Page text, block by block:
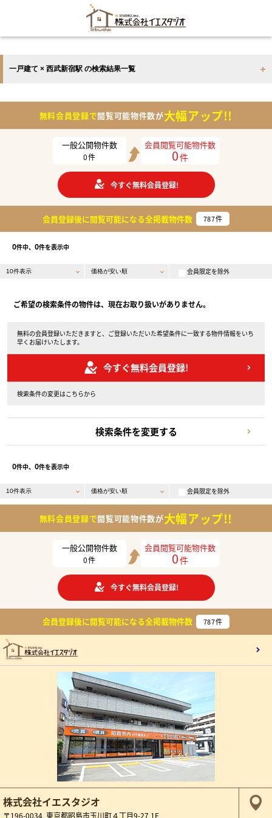
一戸建て × 西武新宿駅 の検索結果一覧
無料会員登録で閲覧可能物件数が大幅アップ!!
一般公開物件数
0件
会員閲覧可能物件数
0件
今すぐ無料会員登録!
会員登録後に閲覧可能になる全掲載物件数 787件
0件中、 0件を表示中
会員限定を除外
ご希望の検索条件の物件は、現在お取り扱いがありません。
無料の会員登録いただきますと、ご登録いただいた希望条件に一致する物件情報をいち
早くお届けいたします。
今すぐ無料会員登録!
検索条件の変更はこちらから
検索条件を変更する
0件中、 0件を表示中
会員限定を除外
無料会員登録で閲覧可能物件数が大幅アップ!!
一般公開物件数
0件
会員閲覧可能物件数
0件
今すぐ無料会員登録!
会員登録後に閲覧可能になる全掲載物件数 787件
株式会社イエスタジオ
〒196-0034 東京都昭島市玉川町４丁目9-27 1F